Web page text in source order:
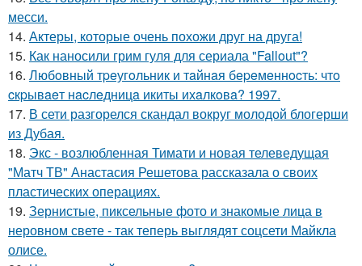
месси.
14. Актеры, которые очень похожи друг на друга!
15. Как наносили грим гуля для сериала "Fallout"?
16. Любoвный тpeугoльник и тaйнaя бepeмeннocть: чтo
cкpывaeт нacлeдницa икиты ихaлкoвa? 1997.
17. В сети разгорелся скандал вокруг молодой блогерши
из Дубая.
18. Экс - возлюбленная Тимати и новая телеведущая
"Матч ТВ" Анастасия Решетова рассказала о своих
пластических операциях.
19. Зернистые, пиксельные фото и знакомые лица в
неровном свете - так теперь выглядят соцсети Майкла
олисе.